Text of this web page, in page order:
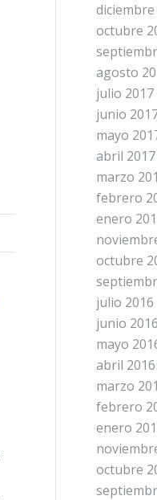
octubre
agosto
julio 2017
junio
mayo
abril 2017
marzo
febrero
enero
octubre
julio 2016
junio 2016
mayo
abril 2016
marzo
febrero
enero
octubre